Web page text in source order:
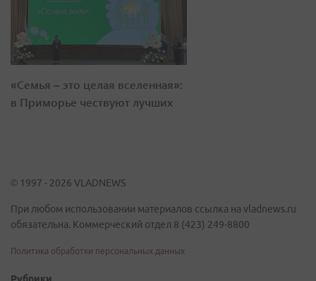
«Семья – это целая вселенная»:
в Приморье чествуют лучших
© 1997 - 2026 VLADNEWS
При любом использовании материалов ссылка на vladnews.ru
обязательна. Коммерческий отдел 8 (423) 249-8800
Политика обработки персональных данных